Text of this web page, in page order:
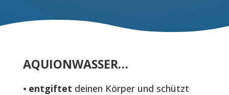
AQUIONWASSER…
⦁ entgiftet deinen Körper und schützt